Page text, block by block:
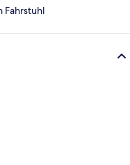
Fahrstuhl